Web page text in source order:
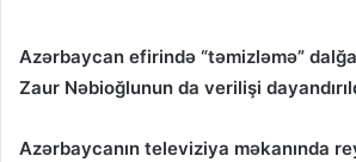
Azərbaycan efirində “təmizləmə”
Zaur Nəbioğlunun da verilişi
Azərbaycanın televiziya məkanında